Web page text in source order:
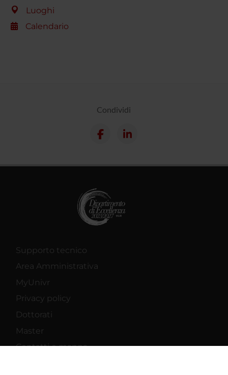
Luoghi
Calendario
Condividi
Supporto tecnico
Area Amministrativa
MyUnivr
Privacy policy
Dottorati
Master
Contatti e mappa